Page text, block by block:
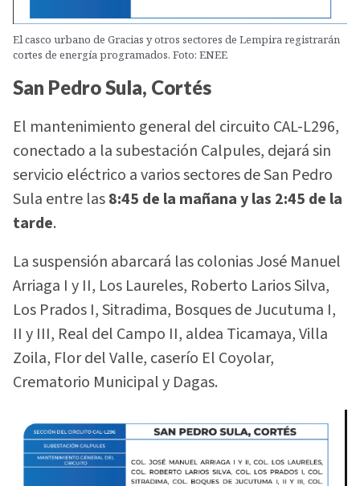
El casco urbano de Gracias y otros sectores de Lempira registrarán
cortes de energía programados. Foto: ENEE
San Pedro Sula, Cortés
El mantenimiento general del circuito CAL-L296,
conectado a la subestación Calpules, dejará sin
servicio eléctrico a varios sectores de San Pedro
Sula entre las8:45 de la mañana y las 2:45 de la
tarde.
La suspensión abarcará las colonias José Manuel
Arriaga I y II, Los Laureles, Roberto Larios Silva,
Los Prados I, Sitradima, Bosques de Jucutuma I,
II y III, Real del Campo II, aldea Ticamaya, Villa
Zoila, Flor del Valle, caserío El Coyolar,
Crematorio Municipal y Dagas.